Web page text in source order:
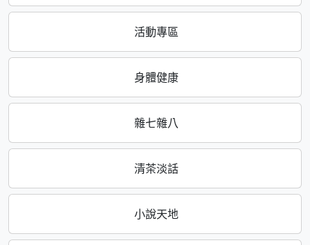
活動專區
身體健康
雜七雜八
清茶淡話
小說天地